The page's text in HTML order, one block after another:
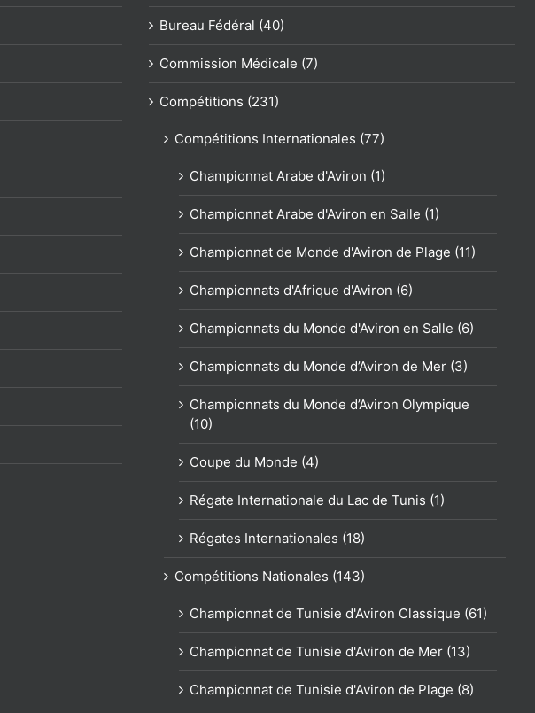
Bureau Fédéral (40)
Commission Médicale (7)
Compétitions (231)
Compétitions Internationales (77)
Championnat Arabe d'Aviron (1)
Championnat Arabe d'Aviron en Salle (1)
Championnat de Monde d'Aviron de Plage (11)
Championnats d'Afrique d'Aviron (6)
Championnats du Monde d'Aviron en Salle (6)
Championnats du Monde d’Aviron de Mer (3)
Championnats du Monde d’Aviron Olympique
(10)
Coupe du Monde (4)
Régate Internationale du Lac de Tunis (1)
Régates Internationales (18)
Compétitions Nationales (143)
Championnat de Tunisie d'Aviron Classique (61)
Championnat de Tunisie d'Aviron de Mer (13)
Championnat de Tunisie d'Aviron de Plage (8)